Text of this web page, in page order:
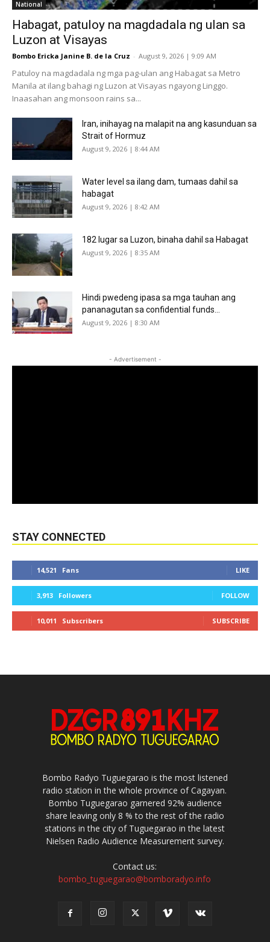
National
Habagat, patuloy na magdadala ng ulan sa
Luzon at Visayas
Bombo Ericka Janine B. de la Cruz - August 9, 2026 | 9:09 AM
Patuloy na magdadala ng mga pag-ulan ang Habagat sa Metro
Manila at ilang bahagi ng Luzon at Visayas ngayong Linggo.
Inaasahan ang monsoon rains sa...
Iran, inihayag na malapit na ang kasunduan sa
Strait of Hormuz
August 9, 2026 | 8:44 AM
Water level sa ilang dam, tumaas dahil sa
habagat
August 9, 2026 | 8:42 AM
182 lugar sa Luzon, binaha dahil sa Habagat
August 9, 2026 | 8:35 AM
Hindi pwedeng ipasa sa mga tauhan ang
pananagutan sa confidential funds...
August 9, 2026 | 8:30 AM
- Advertisement -
STAY CONNECTED
14,521 Fans LIKE
3,913 Followers FOLLOW
10,011 Subscribers SUBSCRIBE
Bombo Radyo Tuguegarao is the most listened
radio station in the whole province of Cagayan.
Bombo Tuguegarao garnered 92% audience
share leaving only 8 % to the rest of the radio
stations in the city of Tuguegarao in the latest
Nielsen Radio Audience Measurement survey.
Contact us:
bombo_tuguegarao@bomboradyo.info